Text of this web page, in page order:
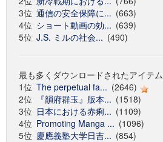
3位 通信の安全保障に... (663)
4位 ショート動画の効... (639)
5位 J.S. ミルの社会... (490)
最も多くダウンロードされたアイテム
1位 The perpetual fa... (2646)
2位
『韻府群玉』版本... (1518)
3位 日本における赤痢... (1109)
4位 Promoting Manga ... (1096)
5位 慶應義塾大学日吉... (854)